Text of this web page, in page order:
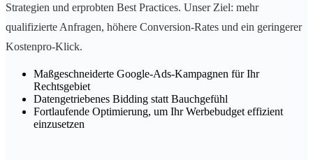
Strategien und erprobten Best Practices. Unser Ziel: mehr
qualifizierte Anfragen, höhere Conversion-Rates und ein geringerer
Kostenpro-Klick.
Maßgeschneiderte Google-Ads-Kampagnen für Ihr
Rechtsgebiet
Datengetriebenes Bidding statt Bauchgefühl
Fortlaufende Optimierung, um Ihr Werbebudget effizient
einzusetzen